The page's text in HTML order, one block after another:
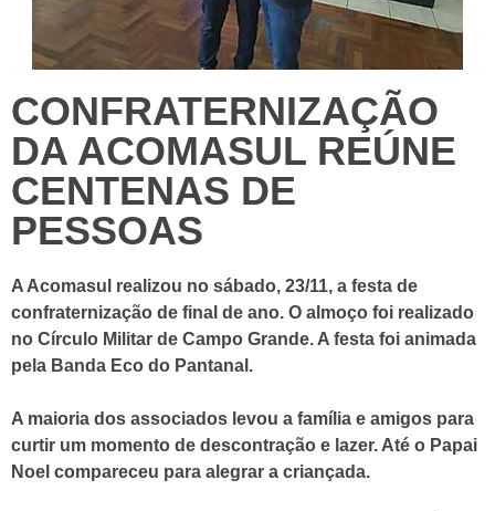
CONFRATERNIZAÇÃO
DA ACOMASUL REÚNE
CENTENAS DE
PESSOAS
A Acomasul realizou no sábado, 23/11, a festa de
confraternização de final de ano. O almoço foi realizado
no Círculo Militar de Campo Grande. A festa foi animada
pela Banda Eco do Pantanal.
A maioria dos associados levou a família e amigos para
curtir um momento de descontração e lazer. Até o Papai
Noel compareceu para alegrar a criançada.